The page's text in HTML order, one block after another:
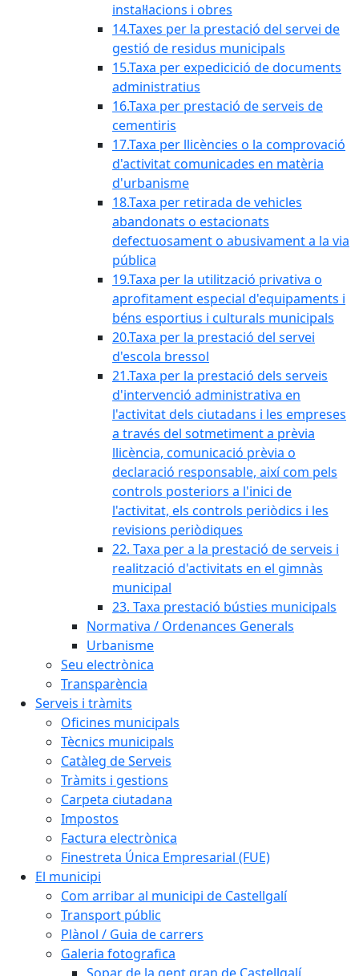
instal·lacions i obres
14.Taxes per la prestació del servei de
gestió de residus municipals
15.Taxa per expedicició de documents
administratius
16.Taxa per prestació de serveis de
cementiris
17.Taxa per llicències o la comprovació
d'activitat comunicades en matèria
d'urbanisme
18.Taxa per retirada de vehicles
abandonats o estacionats
defectuosament o abusivament a la via
pública
19.Taxa per la utilització privativa o
aprofitament especial d'equipaments i
béns esportius i culturals municipals
20.Taxa per la prestació del servei
d'escola bressol
21.Taxa per la prestació dels serveis
d'intervenció administrativa en
l'activitat dels ciutadans i les empreses
a través del sotmetiment a prèvia
llicència, comunicació prèvia o
declaració responsable, així com pels
controls posteriors a l'inici de
l'activitat, els controls periòdics i les
revisions periòdiques
22. Taxa per a la prestació de serveis i
realització d'activitats en el gimnàs
municipal
23. Taxa prestació bústies municipals
Normativa / Ordenances Generals
Urbanisme
Seu electrònica
Transparència
Serveis i tràmits
Oficines municipals
Tècnics municipals
Catàleg de Serveis
Tràmits i gestions
Carpeta ciutadana
Impostos
Factura electrònica
Finestreta Única Empresarial (FUE)
El municipi
Com arribar al municipi de Castellgalí
Transport públic
Plànol / Guia de carrers
Galeria fotografica